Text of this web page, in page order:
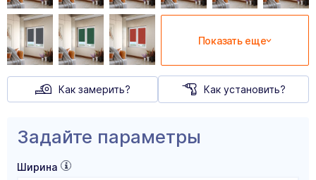
Показать еще
Как замерить? Как установить?
Задайте параметры
Ширина